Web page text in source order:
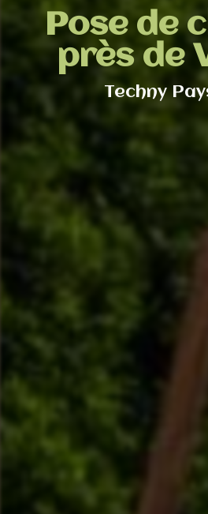
Pose de
près de
Techny